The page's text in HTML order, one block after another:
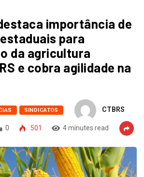
importância de
para
da agricultura
e cobra agilidade na
SINDICATOS CTBRS
0 501 4 minutes read